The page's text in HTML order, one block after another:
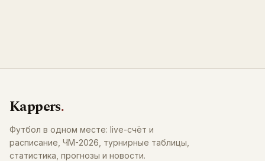
Kappers.
Футбол в одном месте: live-счёт и
расписание, ЧМ-2026, турнирные таблицы,
статистика, прогнозы и новости.